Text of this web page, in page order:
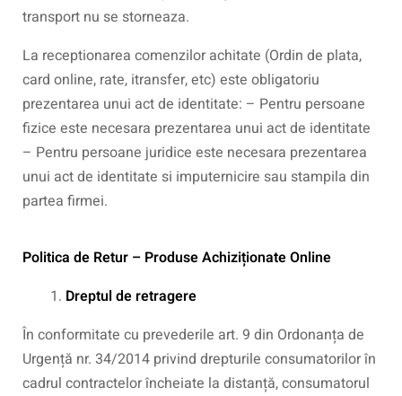
transport nu se storneaza.
La receptionarea comenzilor achitate (Ordin de plata,
card online, rate, itransfer, etc) este obligatoriu
prezentarea unui act de identitate: – Pentru persoane
fizice este necesara prezentarea unui act de identitate
– Pentru persoane juridice este necesara prezentarea
unui act de identitate si imputernicire sau stampila din
partea firmei.
Politica de Retur – Produse Achiziționate Online
Dreptul de retragere
În conformitate cu prevederile art. 9 din Ordonanța de
Urgență nr. 34/2014 privind drepturile consumatorilor în
cadrul contractelor încheiate la distanță, consumatorul